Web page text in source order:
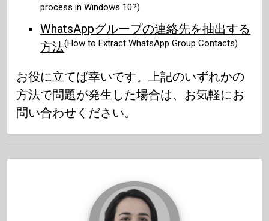
process in Windows 10?)
WhatsAppグループの連絡先を抽出する
方法(How to Extract WhatsApp Group Contacts)
お役に立てば幸いです。上記のいずれかの
方法で問題が発生した場合は、お気軽にお
問い合わせください。